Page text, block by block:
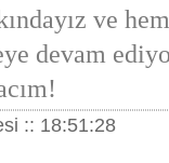
ve
devam
:: 18:51:28